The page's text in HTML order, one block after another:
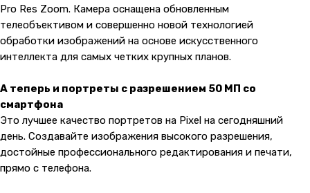
Pro Res Zoom. Камера оснащена обновленным
телеобъективом и совершенно новой технологией
обработки изображений на основе искусственного
интеллекта для самых четких крупных планов.
А теперь и портреты с разрешением 50 МП со
смартфона
Это лучшее качество портретов на Pixel на сегодняшний
день. Создавайте изображения высокого разрешения,
достойные профессионального редактирования и печати,
прямо с телефона.